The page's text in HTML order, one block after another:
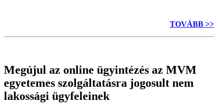
TOVÁBB >>
Megújul az online ügyintézés az MVM
egyetemes szolgáltatásra jogosult nem
lakossági ügyfeleinek